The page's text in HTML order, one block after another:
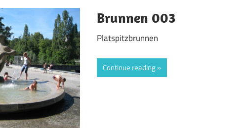
Brunnen 003
Platspitzbrunnen
Continue reading